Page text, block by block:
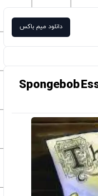
دانلود میم باکس